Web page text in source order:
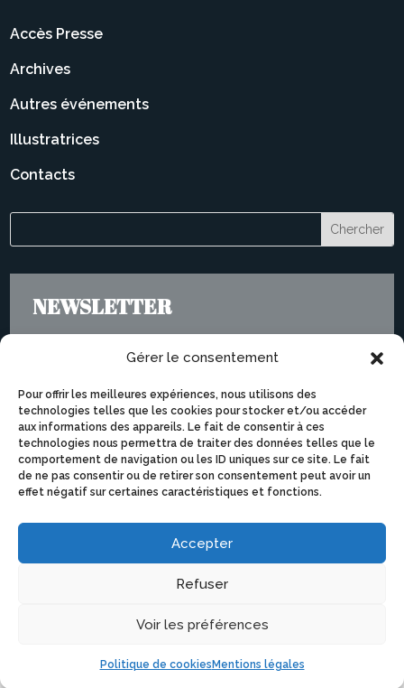
Gérer le consentement
Pour offrir les meilleures expériences, nous utilisons des
technologies telles que les cookies pour stocker et/ou accéder
aux informations des appareils. Le fait de consentir à ces
technologies nous permettra de traiter des données telles que le
comportement de navigation ou les ID uniques sur ce site. Le fait
de ne pas consentir ou de retirer son consentement peut avoir un
effet négatif sur certaines caractéristiques et fonctions.
Accepter
Refuser
Voir les préférences
Politique de cookies Mentions légales
Accès Presse
Archives
Autres événements
Illustratrices
Contacts
NEWSLETTER
Je m'abonne
© 2025 Swinging Montpellier – tous droits réservés
Conditions générales d’utilisation